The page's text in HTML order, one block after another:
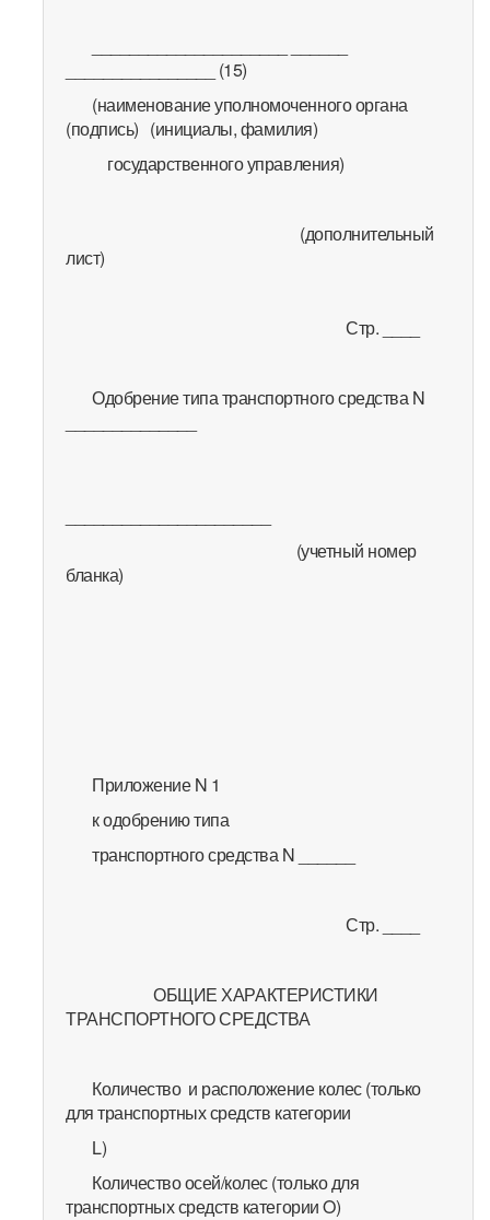
________________ (15)
(наименование уполномоченного органа
(подпись) (инициалы, фамилия)
государственного управления)
(дополнительный
лист)
Стр. ____
Одобрение типа транспортного средства N
(учетный номер
бланка)
Приложение N 1
к одобрению типа
транспортного средства N ______
Стр. ____
ОБЩИЕ ХАРАКТЕРИСТИКИ
ТРАНСПОРТНОГО СРЕДСТВА
Количество и расположение колес (только
для транспортных средств категории
L)
Количество осей/колес (только для
транспортных средств категории O)